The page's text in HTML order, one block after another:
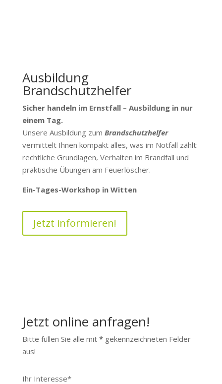
Ausbildung
Brandschutzhelfer
Sicher handeln im Ernstfall – Ausbildung in nur
einem Tag.
Unsere Ausbildung zum Brandschutzhelfer
vermittelt Ihnen kompakt alles, was im Notfall zählt:
rechtliche Grundlagen, Verhalten im Brandfall und
praktische Übungen am Feuerlöscher.
Ein-Tages-Workshop in Witten
Jetzt informieren!
Jetzt online anfragen!
Bitte füllen Sie alle mit *gekennzeichneten Felder
aus!
Ihr Interesse*